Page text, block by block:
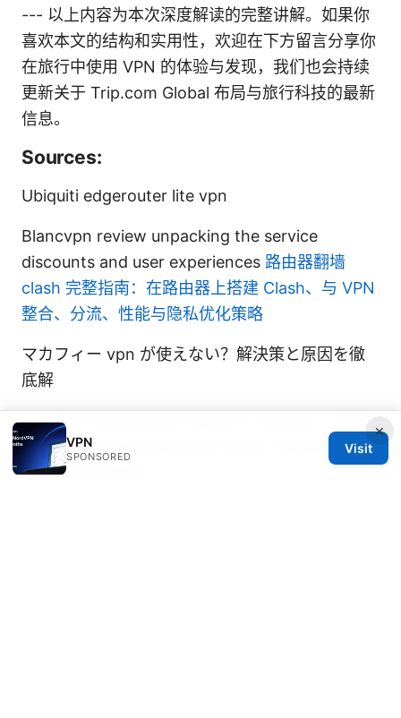
--- 以上内容为本次深度解读的完整讲解。如果你
喜欢本文的结构和实用性，欢迎在下方留言分享你
在旅行中使用 VPN 的体验与发现，我们也会持续
更新关于 Trip.com Global 布局与旅行科技的最新
信息。
Sources:
Ubiquiti edgerouter lite vpn
Blancvpn review unpacking the service
discounts and user experiences 路由器翻墙
clash 完整指南：在路由器上搭建 Clash、与 VPN
整合、分流、性能与隐私优化策略
マカフィー vpn が使えない？解決策と原因を徹
底解
Free vpn edge addon guide for privacy,
security, and streaming on Edge, Windows,
Mac, and mobile
×
VPN
SPONSORED
Visit